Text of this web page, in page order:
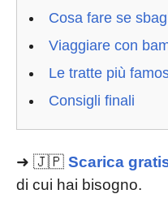
Cosa fare se
Viaggiare con
Le tratte più
Consigli finali
➜ 🇯🇵 Scarica
di cui hai bisogno.